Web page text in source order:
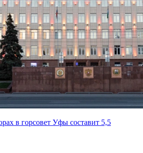
в горсовет Уфы составит 5,5